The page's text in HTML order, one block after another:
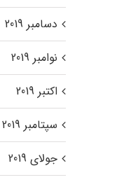
دسامبر 2019
نوامبر 2019
اکتبر 2019
سپتامبر 2019
جولای 2019